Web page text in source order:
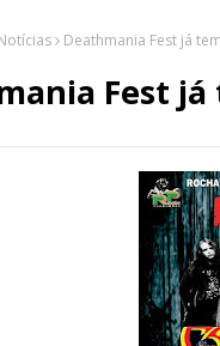
Deathmania Fest já
Fest